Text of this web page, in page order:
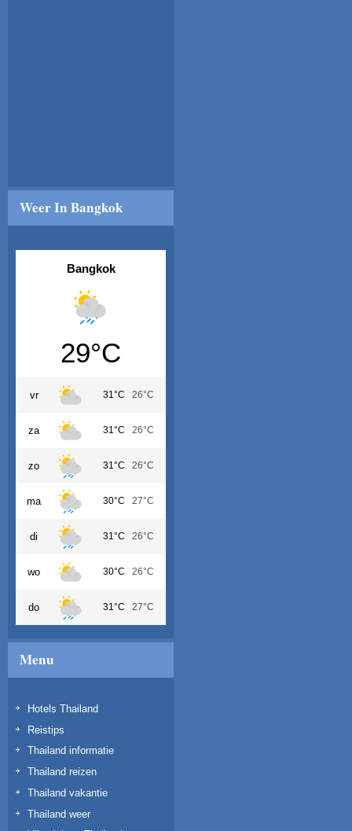
Weer In Bangkok
Bangkok
29°C
vr 31°C 26°C
za 31°C 26°C
zo 31°C 26°C
ma 30°C 27°C
di 31°C 26°C
wo 30°C 26°C
do 31°C 27°C
Menu
Hotels Thailand
Reistips
Thailand informatie
Thailand reizen
Thailand vakantie
Thailand weer